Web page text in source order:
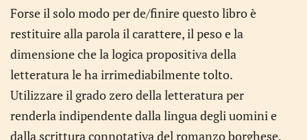
Forse il solo modo per de/finire questo libro è
restituire alla parola il carattere, il peso e la
dimensione che la logica propositiva della
letteratura le ha irrimediabilmente tolto.
Utilizzare il grado zero della letteratura per
renderla indipendente dalla lingua degli uomini e
dalla scrittura connotativa del romanzo borghese.